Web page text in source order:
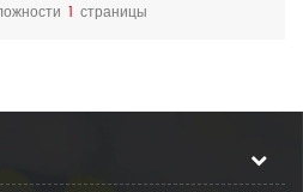
больше чем 30 лет .
1 страницы